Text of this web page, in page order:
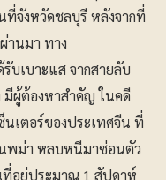
จังหวัดชลบุรี หลังจากที่
านมา ทาง
บเบาะแส จากสายลับ
ผู้ต้องหาสำคัญ ในคดี
นเตอร์ของประเทศจีน ที่
พม่า หลบหนีมาซ่อนตัว
ที่อยู่ประมาณ 1 สัปดาห์